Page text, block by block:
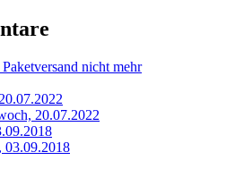
nicht mehr
20.07.2022
03.09.2018